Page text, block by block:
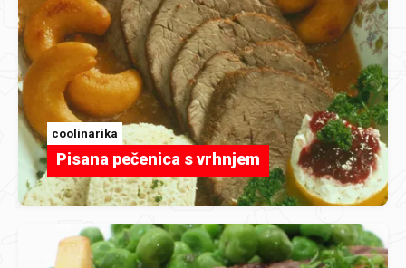
coolinarika
Pisana pečenica s vrhnjem